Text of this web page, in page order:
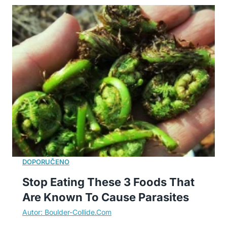
Stop Eating These 3 Foods That
Are Known To Cause Parasites